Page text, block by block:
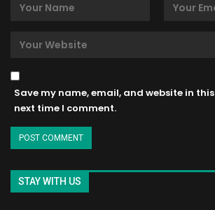
Save my name, email, and website in
next time I comment.
STAY WITH US